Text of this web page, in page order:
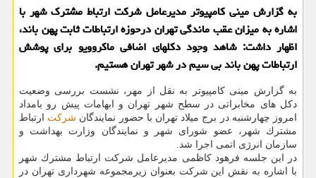
به گزارش مینی كامپیوتر مدیرعامل شركت ارتباط مشترك شهر با
اشاره به میزان عقب ماندگی تهران درحوزه ارتباطات ثابت پهن باند،
اظهار داشت: شاهد وجود دكلهای اضافی ماكروویو برای پوشش
ارتباطات پهن باند بی سیم در شهر تهران هستیم.
به گزارش مینی كامپیوتر به نقل از مهر، نشست بررسی وضعیت
دكل های مخابراتی در سطح شهر تهران و ابهامات پیش رو بامداد
امروز چهارشنبه در برج میلاد تهران با حضور نمایندگان شركت ارتباط
مشترك شهر، عضو شورای شهر و نمایندگان وزارت بهداشت و
سازمان انرژی اتمی اجرا شد.
در این جلسه فرهود كاظمی مدیرعامل شركت ارتباط مشترك شهر
با اشاره به نقش این شركت بعنوان زیرمجموعه شهرداری تهران در